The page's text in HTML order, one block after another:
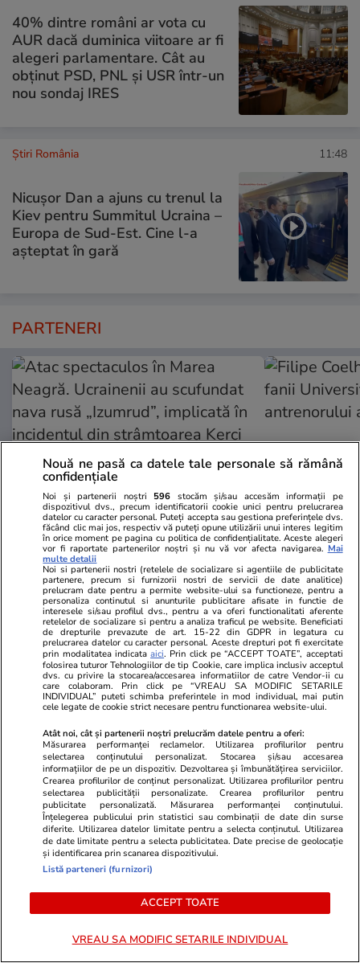
40% dintre români ar vota cu
AUR dacă duminica viitoare ar fi
alegeri parlamentare. Cât au
obținut PSD, PNL și USR într-un
nou sondaj IRES
Știri România 11:48
Nicușor Dan a ajuns cu trenul la
Kiev pentru Summitul Ucraina –
Europa de Sud-Est. Cine l-a
așteptat în gară
PARTENERI
Adevarul.ro
Atac spectaculos în Marea
Neagră. Ucrainenii au scufundat
nava rusă „Izumrud”, implicată în
incidentul din strâmtoarea Kerci
Fanatik.ro
Filipe
fanii
PARTENERI
De ce Ilona Brezoianu nu l-a
alăptat pe fiul ei, Matei. Actrița a
dezvăluit public adevăratul motiv:
flancată de
Nouă ne pasă ca datele tale personale să rămână
confidențiale
Noi și partenerii noștri 596 stocăm și/sau accesăm informații pe
dispozitivul dvs., precum identificatorii cookie unici pentru prelucrarea
datelor cu caracter personal. Puteți accepta sau gestiona preferințele dvs.
făcând clic mai jos, respectiv vă puteți opune utilizării unui interes legitim
în orice moment pe pagina cu politica de confidențialitate. Aceste alegeri
vor fi raportate partenerilor noștri și nu vă vor afecta navigarea. Mai
multe detalii
Noi si partenerii nostri (retelele de socializare si agentiile de publicitate
partenere, precum si furnizorii nostri de servicii de date analitice)
prelucram date pentru a permite website-ului sa functioneze, pentru a
personaliza continutul si anunturile publicitare afisate in functie de
interesele si/sau profilul dvs., pentru a va oferi functionalitati aferente
retelelor de socializare si pentru a analiza traficul pe website. Beneficiati
de drepturile prevazute de art. 15-22 din GDPR in legatura cu
prelucrarea datelor cu caracter personal. Aceste drepturi pot fi exercitate
prin modalitatea indicataaici. Prin click pe “ACCEPT TOATE”, acceptati
folosirea tuturor Tehnologiilor de tip Cookie, care implica inclusiv acceptul
dvs. cu privire la stocarea/accesarea informatiilor de catre Vendor-ii cu
care colaboram. Prin click pe “VREAU SA MODIFIC SETARILE
INDIVIDUAL” puteti schimba preferintele in mod individual, mai putin
cele legate de cookie strict necesare pentru functionarea website-ului.
Atât noi, cât și partenerii noștri prelucrăm datele pentru a oferi:
Măsurarea performanței reclamelor. Utilizarea profilurilor pentru
selectarea conținutului personalizat. Stocarea și/sau accesarea
informațiilor de pe un dispozitiv. Dezvoltarea și îmbunătățirea serviciilor.
Crearea profilurilor de conținut personalizat. Utilizarea profilurilor pentru
selectarea publicității personalizate. Crearea profilurilor pentru
publicitate personalizată. Măsurarea performanței conținutului.
Înțelegerea publicului prin statistici sau combinații de date din surse
diferite. Utilizarea datelor limitate pentru a selecta conținutul. Utilizarea
de date limitate pentru a selecta publicitatea. Date precise de geolocație
și identificarea prin scanarea dispozitivului.
Listă parteneri (furnizori)
ACCEPT TOATE
VREAU SA MODIFIC SETARILE INDIVIDUAL